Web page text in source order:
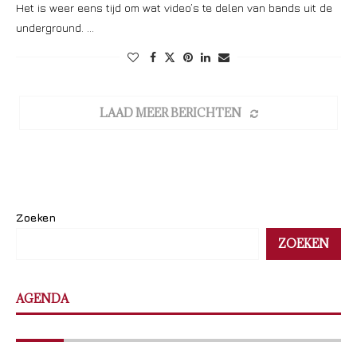
Het is weer eens tijd om wat video’s te delen van bands uit de
underground. …
LAAD MEER BERICHTEN
Zoeken
ZOEKEN
AGENDA